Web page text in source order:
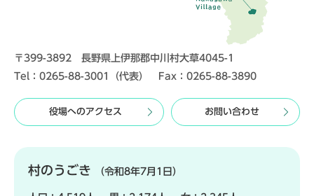
〒399-3892 長野県上伊那郡中川村大草4045-1
Tel：0265-88-3001（代表） Fax：0265-88-3890
役場へのアクセス お問い合わせ
村のうごき （令和8年7月1日）